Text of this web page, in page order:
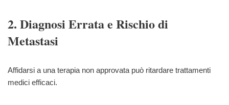
2. Diagnosi Errata e Rischio di
Metastasi
Affidarsi a una terapia non approvata può ritardare trattamenti
medici efficaci.